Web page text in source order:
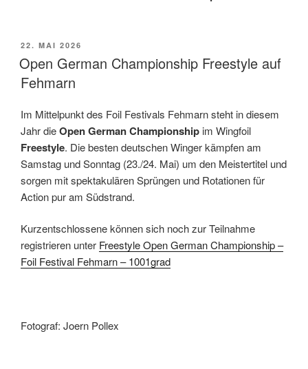
VERÖFFENTLICHT
AM
22. MAI 2026
Open German Championship Freestyle auf
Fehmarn
Im Mittelpunkt des Foil Festivals Fehmarn steht in diesem
Jahr dieOpen German Championship im Wingfoil
Freestyle. Die besten deutschen Winger kämpfen am
Samstag und Sonntag (23./24. Mai) um den Meistertitel und
sorgen mit spektakulären Sprüngen und Rotationen für
Action pur am Südstrand.
Kurzentschlossene können sich noch zur Teilnahme
registrieren unter Freestyle Open German Championship –
Foil Festival Fehmarn – 1001grad
Fotograf: Joern Pollex